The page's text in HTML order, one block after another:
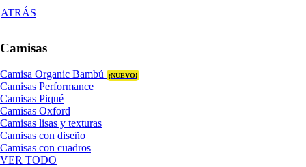
ATRÁS
Camisas
Camisa Organic Bambú ¡NUEVO!
Camisas Performance
Camisas Piqué
Camisas Oxford
Camisas lisas y texturas
Camisas con diseño
Camisas con cuadros
VER TODO